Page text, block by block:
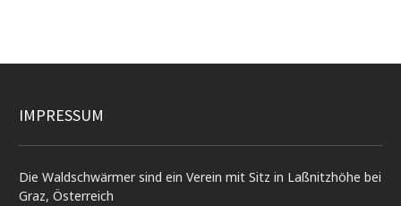
IMPRESSUM
Die Waldschwärmer sind ein Verein mit Sitz in Laßnitzhöhe bei
Graz, Österreich